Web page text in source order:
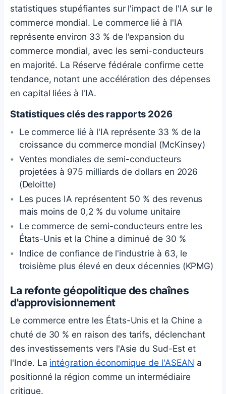
statistiques stupéfiantes sur l'impact de l'IA sur le
commerce mondial. Le commerce lié à l'IA
représente environ 33 % de l'expansion du
commerce mondial, avec les semi-conducteurs
en majorité. La Réserve fédérale confirme cette
tendance, notant une accélération des dépenses
en capital liées à l'IA.
Statistiques clés des rapports 2026
Le commerce lié à l'IA représente 33 % de la
croissance du commerce mondial (McKinsey)
Ventes mondiales de semi-conducteurs
projetées à 975 milliards de dollars en 2026
(Deloitte)
Les puces IA représentent 50 % des revenus
mais moins de 0,2 % du volume unitaire
Le commerce de semi-conducteurs entre les
États-Unis et la Chine a diminué de 30 %
Indice de confiance de l'industrie à 63, le
troisième plus élevé en deux décennies (KPMG)
La refonte géopolitique des chaînes
d'approvisionnement
Le commerce entre les États-Unis et la Chine a
chuté de 30 % en raison des tarifs, déclenchant
des investissements vers l'Asie du Sud-Est et
l'Inde. La intégration économique de l'ASEAN a
positionné la région comme un intermédiaire
critique.